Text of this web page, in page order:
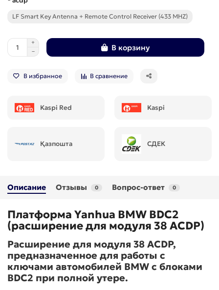
LF Smart Key Antenna + Remote Control Receiver (433 MHZ)
В корзину
В избранное В сравнение
Kaspi Red Kaspi
Қазпошта СДЕК
Описание Отзывы 0 Вопрос-ответ 0
Платформа Yanhua BMW BDC2
(расширение для модуля 38 ACDP)
Расширение для модуля 38 ACDP,
предназначенное для работы с
ключами автомобилей BMW с блоками
BDC2 при полной утере.